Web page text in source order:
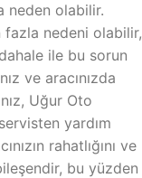
neden olabilir.
nedeni olabilir,
ile bu sorun
ve aracınızda
Uğur Oto
yardım
rahatlığını ve
bu yüzden